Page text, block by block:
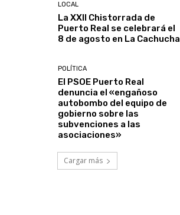
LOCAL
La XXII Chistorrada de
Puerto Real se celebrará el
8 de agosto en La Cachucha
POLÍTICA
El PSOE Puerto Real
denuncia el «engañoso
autobombo del equipo de
gobierno sobre las
subvenciones a las
asociaciones»
Cargar más